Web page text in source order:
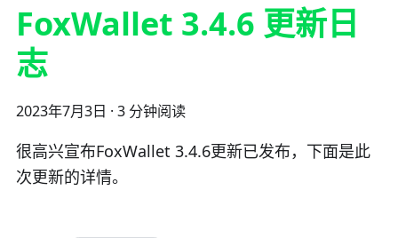
FoxWallet 3.4.6 更新日
志
2023年7月3日 · 3 分钟阅读
很高兴宣布FoxWallet 3.4.6更新已发布，下面是此
次更新的详情。